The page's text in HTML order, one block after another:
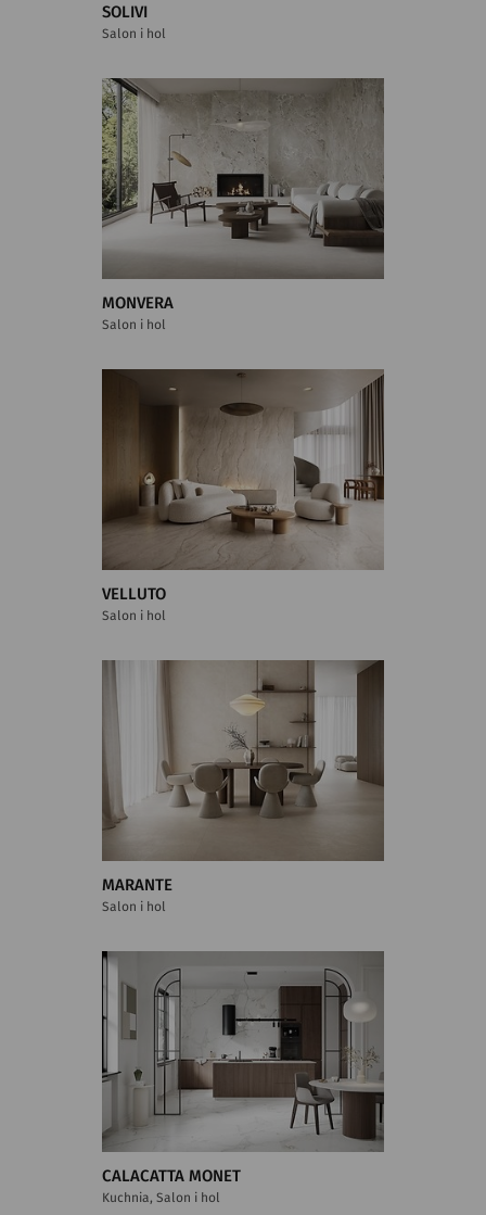
SOLIVI
Salon i hol
MONVERA
Salon i hol
VELLUTO
Salon i hol
MARANTE
Salon i hol
CALACATTA MONET
Kuchnia, Salon i hol